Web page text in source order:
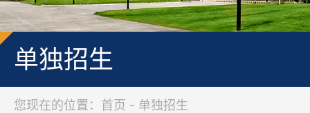
单独招生
您现在的位置：首页 - 单独招生